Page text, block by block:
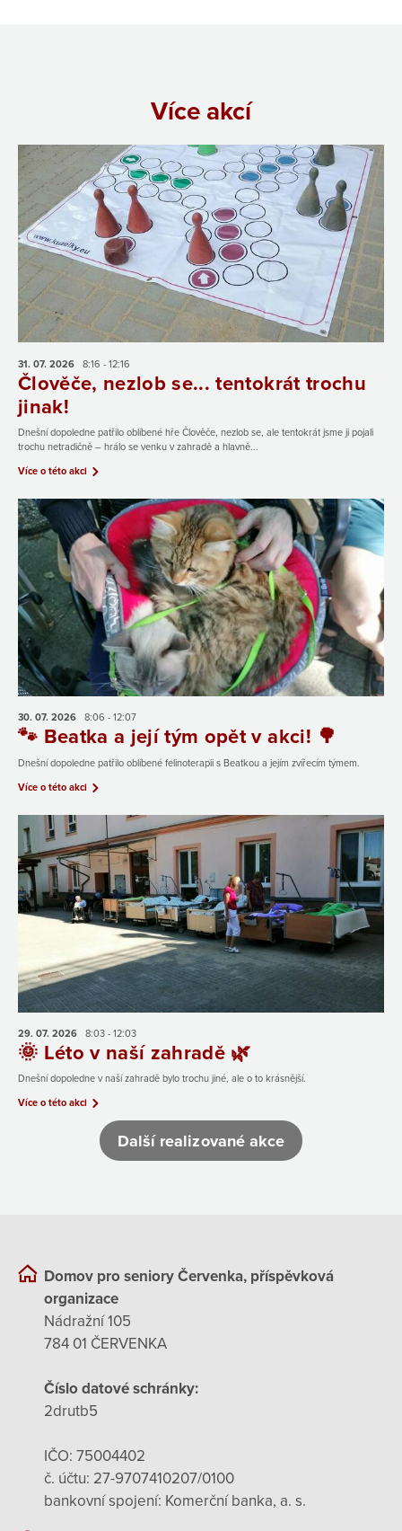
Více akcí
31. 07. 2026 8:16 - 12:16
Člověče, nezlob se... tentokrát trochu
jinak!
Dnešní dopoledne patřilo oblíbené hře Člověče, nezlob se, ale tentokrát jsme ji pojali
trochu netradičně – hrálo se venku v zahradě a hlavně...
Více o této akci
30. 07. 2026 8:06 - 12:07
🐾 Beatka a její tým opět v akci! 🌳
Dnešní dopoledne patřilo oblíbené felinoterapii s Beatkou a jejím zvířecím týmem.
Více o této akci
29. 07. 2026 8:03 - 12:03
🌞 Léto v naší zahradě 🌿
Dnešní dopoledne v naší zahradě bylo trochu jiné, ale o to krásnější.
Více o této akci
Další realizované akce
Domov pro seniory Červenka, příspěvková
organizace
Nádražní 105
784 01 ČERVENKA
Číslo datové schránky:
2drutb5
IČO: 75004402
č. účtu: 27-9707410207/0100
bankovní spojení: Komerční banka, a. s.